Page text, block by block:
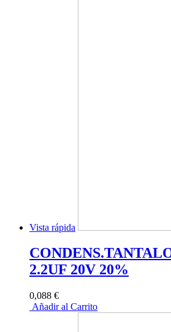
Vista rápida
2.2UF 20V 20%
0,088 €
Añadir al Carrito